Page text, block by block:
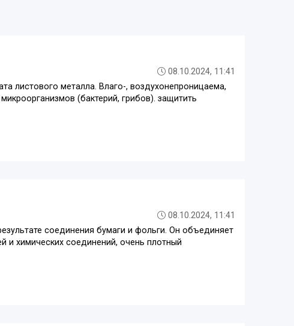
08.10.2024, 11:41
листового металла. Влаго-, воздухонепроницаема,
(бактерий, грибов). защитить
08.10.2024, 11:41
соединения бумаги и фольги. Он объединяет
и химических соединений, очень плотный